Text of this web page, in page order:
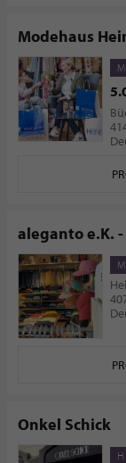
Modehaus
aleganto e.K.
Schneiderei
Onkel Schick